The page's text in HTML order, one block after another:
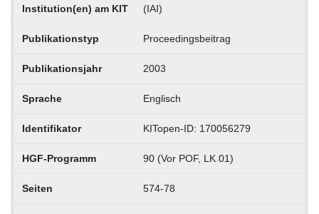
Institution(en) am KIT
(IAI)
Publikationstyp Proceedingsbeitrag
Publikationsjahr 2003
Sprache Englisch
Identifikator KITopen-ID: 170056279
HGF-Programm 90 (Vor POF, LK 01)
Seiten 574-78